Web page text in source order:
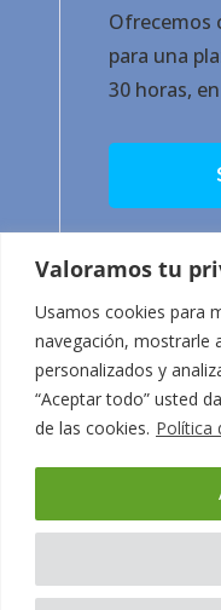
Valoramos tu
Usamos cookies para
navegación, mostrarle
personalizados y
“Aceptar todo” usted
de las cookies. Política
Ofrecemos
para una
30 horas,